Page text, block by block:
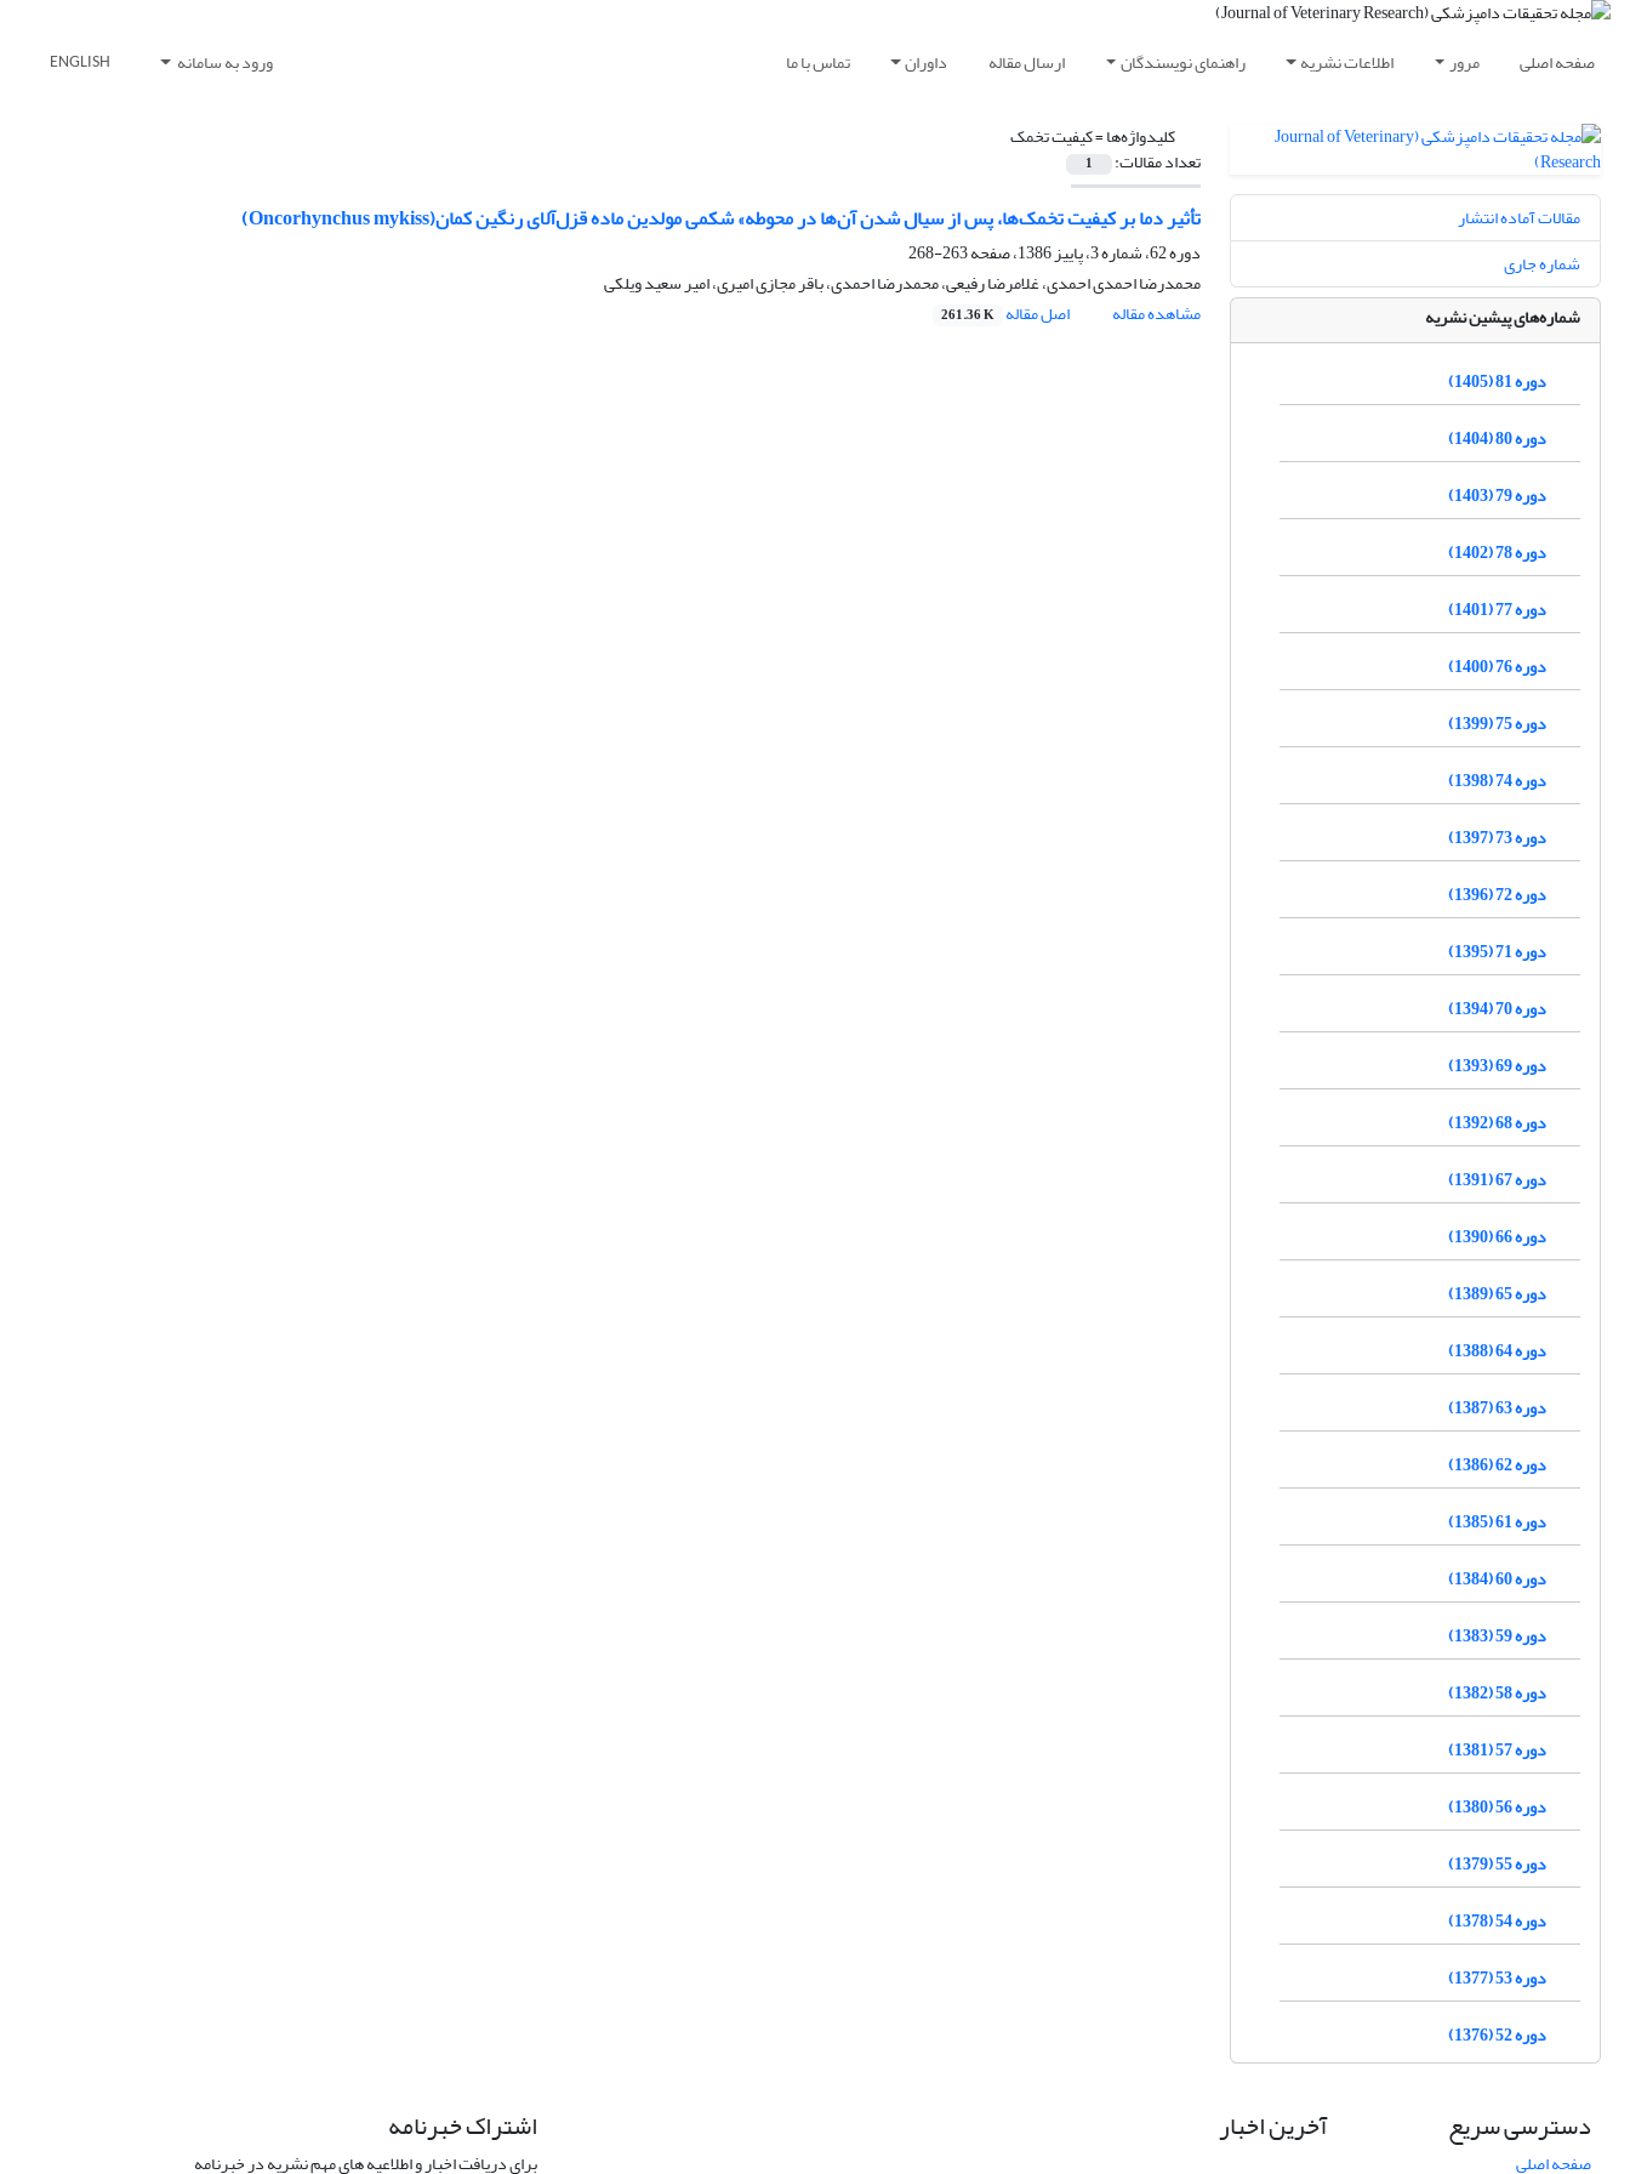
صفحه اصلی مرور اطلاعات نشریه راهنمای نویسندگان ارسال مقاله داوران تماس با ما ورود به سامانه ENGLISH
کلیدواژه‌ها =کیفیت تخمک
تعداد مقالات: 1
تأثیر دما بر کیفیت تخمک‌ها، پس از سیال شدن آن‌ها در محوطه» شکمی مولدین ماده قزل‌آلای رنگین کمان(Oncorhynchus mykiss‌)
دوره 62، شماره 3، پاییز 1386، صفحه
263-268
محمدرضا احمدی احمدی، غلامرضا رفیعی، محمدرضا احمدی، باقر مجازی امیری، امیر سعید ویلکی
مشاهده مقاله
اصل مقاله 261.36 K
مقالات آماده انتشار
شماره جاری
شماره‌های پیشین نشریه
دوره 81 (1405)
دوره 80 (1404)
دوره 79 (1403)
دوره 78 (1402)
دوره 77 (1401)
دوره 76 (1400)
دوره 75 (1399)
دوره 74 (1398)
دوره 73 (1397)
دوره 72 (1396)
دوره 71 (1395)
دوره 70 (1394)
دوره 69 (1393)
دوره 68 (1392)
دوره 67 (1391)
دوره 66 (1390)
دوره 65 (1389)
دوره 64 (1388)
دوره 63 (1387)
دوره 62 (1386)
دوره 61 (1385)
دوره 60 (1384)
دوره 59 (1383)
دوره 58 (1382)
دوره 57 (1381)
دوره 56 (1380)
دوره 55 (1379)
دوره 54 (1378)
دوره 53 (1377)
دوره 52 (1376)
دسترسی سریع
صفحه اصلی
آخرین اخبار اشتراک خبرنامه
برای دریافت اخبار و اطلاعیه های مهم نشریه در خبرنامه